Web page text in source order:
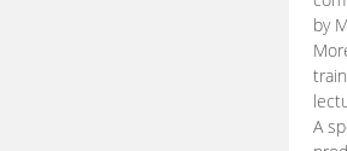
by
A